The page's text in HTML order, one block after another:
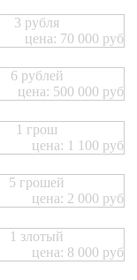
3 рубля
цена: 70 000 руб
6 рублей
цена: 500 000 руб
1 грош
цена: 1 100 руб
5 грошей
цена: 2 000 руб
1 злотый
цена: 8 000 руб